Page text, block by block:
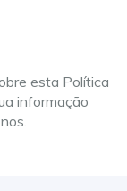
esta Política
informação